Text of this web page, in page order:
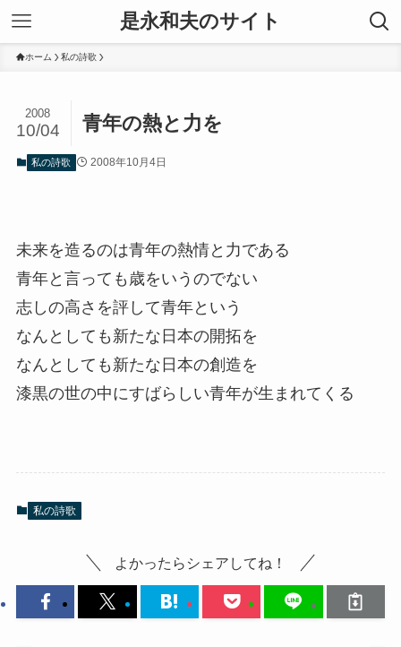
是永和夫のサイト
ホーム 私の詩歌
青年の熱と力を
2008
10/04
私の詩歌 2008年10月4日
未来を造るのは青年の熱情と力である
青年と言っても歳をいうのでない
志しの高さを評して青年という
なんとしても新たな日本の開拓を
なんとしても新たな日本の創造を
漆黒の世の中にすばらしい青年が生まれてくる
私の詩歌
よかったらシェアしてね！